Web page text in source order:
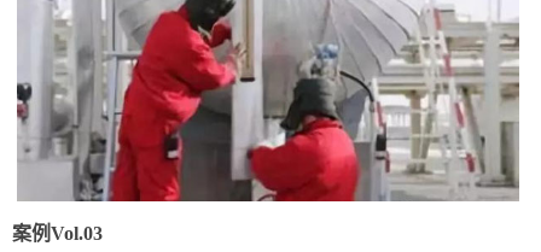
案例Vol.03